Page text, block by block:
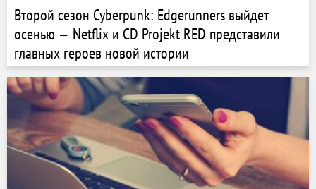
Второй сезон Cyberpunk: Edgerunners выйдет
осенью — Netflix и CD Projekt RED представили
главных героев новой истории